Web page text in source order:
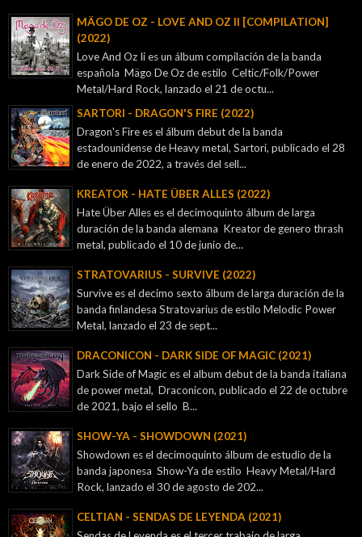
MÄGO DE OZ - LOVE AND OZ II [COMPILATION]
(2022)
Love And Oz Ii es un álbum compilación de la banda
española Mägo De Oz de estilo Celtic/Folk/Power
Metal/Hard Rock, lanzado el 21 de octu...
SARTORI - DRAGON'S FIRE (2022)
Dragon's Fire es el álbum debut de la banda
estadounidense de Heavy metal, Sartori, publicado el 28
de enero de 2022, a través del sell...
KREATOR - ‎HATE ÜBER ALLES (2022)
Hate Über Alles es el decimoquinto álbum de larga
duración de la banda alemana Kreator de genero thrash
metal, publicado el 10 de junio de...
STRATOVARIUS - SURVIVE (2022)
Survive es el decimo sexto álbum de larga duración de la
banda finlandesa Stratovarius de estilo Melodic Power
Metal, lanzado el 23 de sept...
DRACONICON - DARK SIDE OF MAGIC (2021)
Dark Side of Magic es el album debut de la banda italiana
de power metal, Draconicon, publicado el 22 de octubre
de 2021, bajo el sello B...
SHOW-YA - SHOWDOWN (2021)
Showdown es el decimoquinto álbum de estudio de la
banda japonesa Show-Ya de estilo Heavy Metal/Hard
Rock, lanzado el 30 de agosto de 202...
CELTIAN - SENDAS DE LEYENDA (2021)